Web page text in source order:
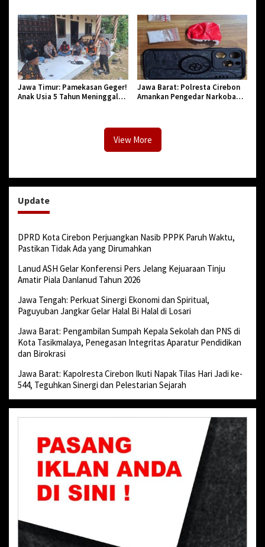
Pendidikan dan Birokrasi
Jawa Timur: Pamekasan Geger!
Anak Usia 5 Tahun Meninggal
Jawa Barat: Polresta Cirebon
Amankan Pengedar Narkoba
View More
Update
DPRD Kota Cirebon Perjuangkan Nasib PPPK Paruh Waktu,
Pastikan Tidak Ada yang Dirumahkan
Lanud ASH Gelar Konferensi Pers Jelang Kejuaraan Tinju
Amatir Piala Danlanud Tahun 2026
Jawa Tengah: Perkuat Sinergi Ekonomi dan Spiritual,
Paguyuban Jangkar Gelar Halal Bi Halal di Losari
Jawa Barat: Pengambilan Sumpah Kepala Sekolah dan PNS di
Kota Tasikmalaya, Penegasan Integritas Aparatur Pendidikan
dan Birokrasi
Jawa Barat: Kapolresta Cirebon Ikuti Napak Tilas Hari Jadi ke-
544, Teguhkan Sinergi dan Pelestarian Sejarah